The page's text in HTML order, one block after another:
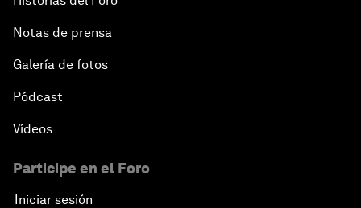
Notas de prensa
Galería de fotos
Pódcast
Vídeos
Participe en el Foro
Iniciar sesión